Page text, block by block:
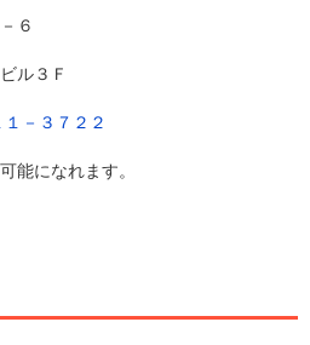
６
ル３Ｆ
－３７２２
能になれます。